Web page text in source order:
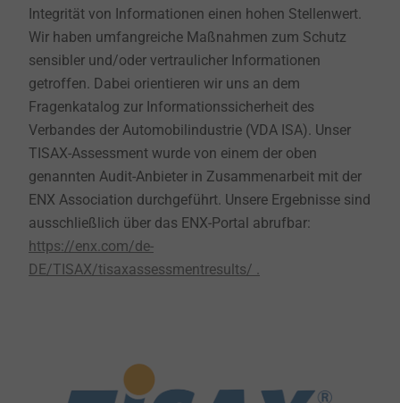
Integrität von Informationen einen hohen Stellenwert.
Wir haben umfangreiche Maßnahmen zum Schutz
sensibler und/oder vertraulicher Informationen
getroffen. Dabei orientieren wir uns an dem
Fragenkatalog zur Informationssicherheit des
Verbandes der Automobilindustrie (VDA ISA). Unser
TISAX-Assessment wurde von einem der oben
genannten Audit-Anbieter in Zusammenarbeit mit der
ENX Association durchgeführt. Unsere Ergebnisse sind
ausschließlich über das ENX-Portal abrufbar:
https://enx.com/de-
DE/TISAX/tisaxassessmentresults/ .